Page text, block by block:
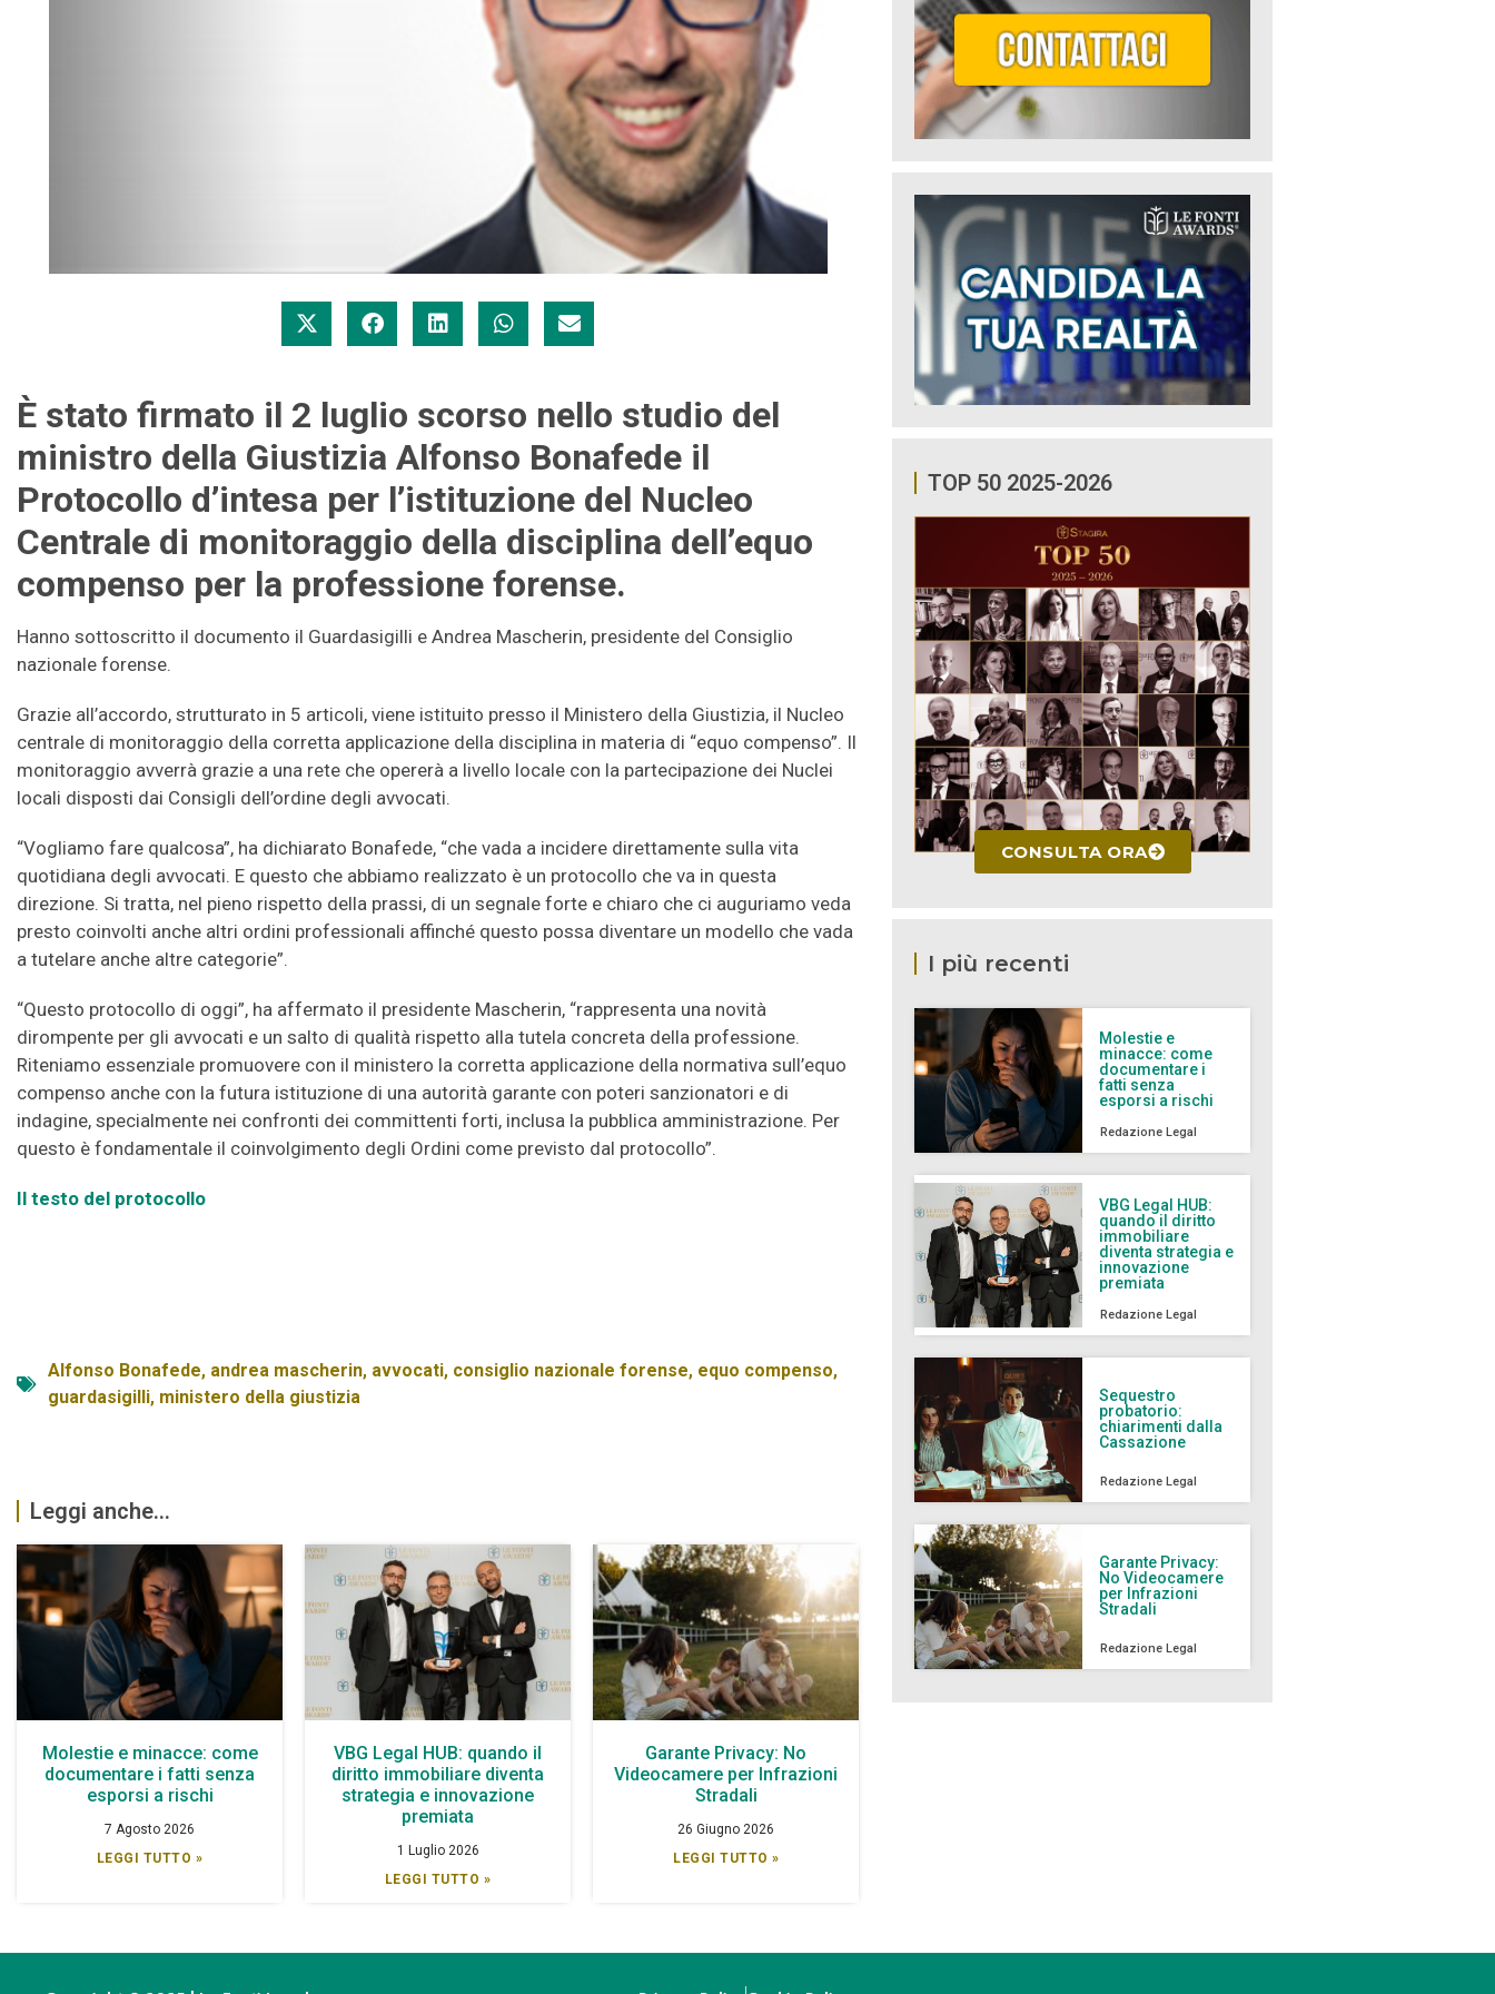
È stato firmato il 2 luglio scorso nello studio del
ministro della Giustizia Alfonso Bonafede il
Protocollo d’intesa per l’istituzione del Nucleo
Centrale di monitoraggio della disciplina dell’equo
compenso per la professione forense.
Hanno sottoscritto il documento il Guardasigilli e Andrea Mascherin, presidente del Consiglio
nazionale forense.
Grazie all’accordo, strutturato in 5 articoli, viene istituito presso il Ministero della Giustizia, il Nucleo
centrale di monitoraggio della corretta applicazione della disciplina in materia di “equo compenso”. Il
monitoraggio avverrà grazie a una rete che opererà a livello locale con la partecipazione dei Nuclei
locali disposti dai Consigli dell’ordine degli avvocati.
“Vogliamo fare qualcosa”, ha dichiarato Bonafede, “che vada a incidere direttamente sulla vita
quotidiana degli avvocati. E questo che abbiamo realizzato è un protocollo che va in questa
direzione. Si tratta, nel pieno rispetto della prassi, di un segnale forte e chiaro che ci auguriamo veda
presto coinvolti anche altri ordini professionali affinché questo possa diventare un modello che vada
a tutelare anche altre categorie”.
“Questo protocollo di oggi”, ha affermato il presidente Mascherin, “rappresenta una novità
dirompente per gli avvocati e un salto di qualità rispetto alla tutela concreta della professione.
Riteniamo essenziale promuovere con il ministero la corretta applicazione della normativa sull’equo
compenso anche con la futura istituzione di una autorità garante con poteri sanzionatori e di
indagine, specialmente nei confronti dei committenti forti, inclusa la pubblica amministrazione. Per
questo è fondamentale il coinvolgimento degli Ordini come previsto dal protocollo”.
Il testo del protocollo
Alfonso Bonafede, andrea mascherin, avvocati, consiglio nazionale forense, equo compenso,
guardasigilli, ministero della giustizia
Leggi anche...
Molestie e minacce: come
documentare i fatti senza
esporsi a rischi
7 Agosto 2026
LEGGI TUTTO »
VBG Legal HUB: quando il
diritto immobiliare diventa
strategia e innovazione
premiata
1 Luglio 2026
LEGGI TUTTO »
Garante Privacy: No
Videocamere per Infrazioni
Stradali
26 Giugno 2026
LEGGI TUTTO »
TOP 50 2025-2026
CONSULTA ORA
I più recenti
Molestie e
minacce: come
documentare i
fatti senza
esporsi a rischi
Redazione Legal
VBG Legal HUB:
quando il diritto
immobiliare
diventa strategia e
innovazione
premiata
Redazione Legal
Sequestro
probatorio:
chiarimenti dalla
Cassazione
Redazione Legal
Garante Privacy:
No Videocamere
per Infrazioni
Stradali
Redazione Legal